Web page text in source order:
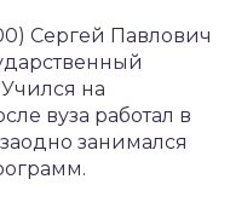
Сергей Павлович
на
вуза работал в
занимался